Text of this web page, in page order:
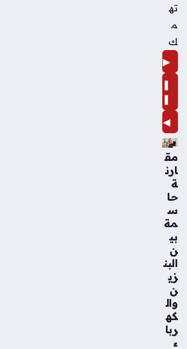
ته
م
ك
▶
❚
❚
◀
مق
ارن
ة
حا
س
مة
بي
ن
البن
زي
ن
وال
كه
ربا
ء